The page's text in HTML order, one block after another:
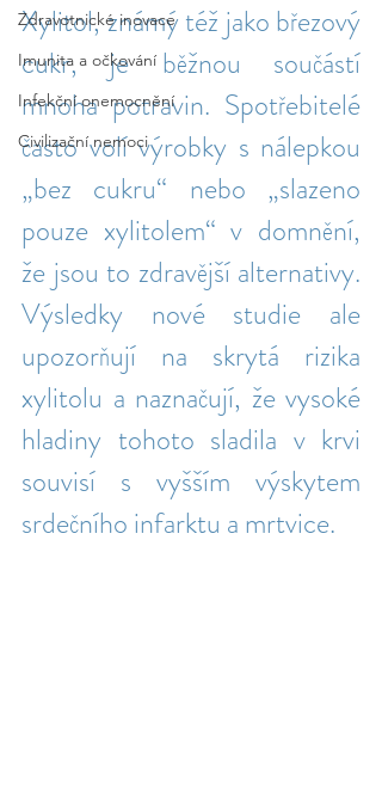
Zdravotnické inovace
Imunita a očkování
Infekční onemocnění
Civilizační nemoci
Xylitol, známý též jako březový
cukr, je běžnou součástí
mnoha potravin. Spotřebitelé
často volí výrobky s nálepkou
„bez cukru“ nebo „slazeno
pouze xylitolem“ v domnění,
že jsou to zdravější alternativy.
Výsledky nové studie ale
upozorňují na skrytá rizika
xylitolu a naznačují, že vysoké
hladiny tohoto sladila v krvi
souvisí s vyšším výskytem
srdečního infarktu a mrtvice.